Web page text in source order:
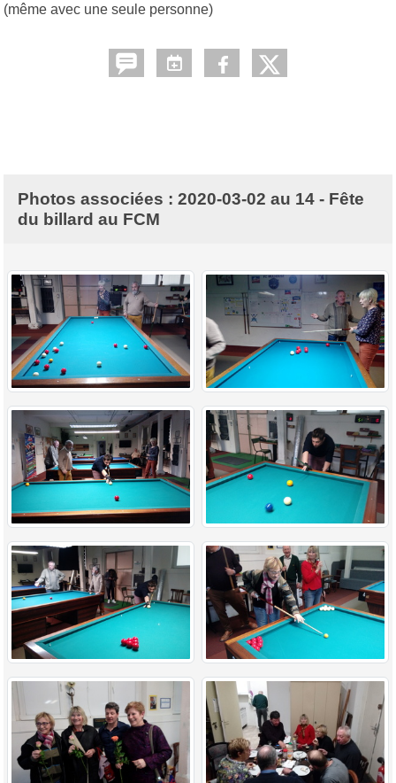
(même avec une seule personne)
Photos associées : 2020-03-02 au 14 - Fête
du billard au FCM